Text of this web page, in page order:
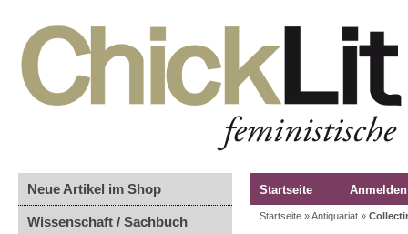
Neue Artikel im Shop
Wissenschaft / Sachbuch
Startseite Anmelden
Startseite »Antiquariat »